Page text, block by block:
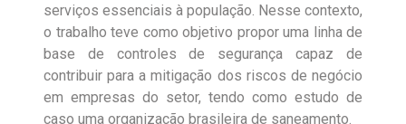
serviços essenciais à população. Nesse contexto,
o trabalho teve como objetivo propor uma linha de
base de controles de segurança capaz de
contribuir para a mitigação dos riscos de negócio
em empresas do setor, tendo como estudo de
caso uma organização brasileira de saneamento.